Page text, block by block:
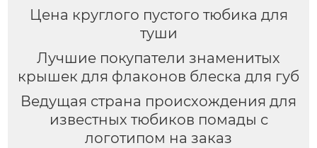
Цена круглого пустого тюбика для
туши
Лучшие покупатели знаменитых
крышек для флаконов блеска для губ
Ведущая страна происхождения для
известных тюбиков помады с
логотипом на заказ